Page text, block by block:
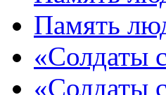
Память
«Солдаты
«Солдаты